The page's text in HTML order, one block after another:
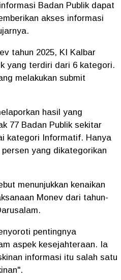
Badan Publik dapat
akses informasi
tahun 2025, KI Kalbar
yang terdiri dari 6 kategori.
melakukan submit
hasil yang
77 Badan Publik sekitar
kategori Informatif. ​Hanya
yang dikategorikan
menunjukkan kenaikan
Monev dari tahun-
pentingnya
aspek kesejahteraan. Ia
informasi itu salah satu